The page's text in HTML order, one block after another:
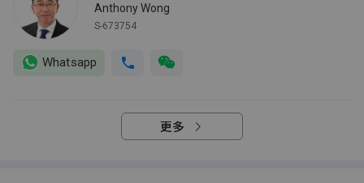
Anthony Wong
S-673754
Whatsapp
更多